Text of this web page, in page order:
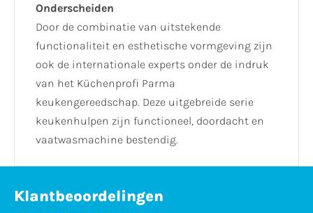
Onderscheiden
Door de combinatie van uitstekende
functionaliteit en esthetische vormgeving zijn
ook de internationale experts onder de indruk
van het Küchenprofi Parma
keukengereedschap. Deze uitgebreide serie
keukenhulpen zijn functioneel, doordacht en
vaatwasmachine bestendig.
Klantbeoordelingen